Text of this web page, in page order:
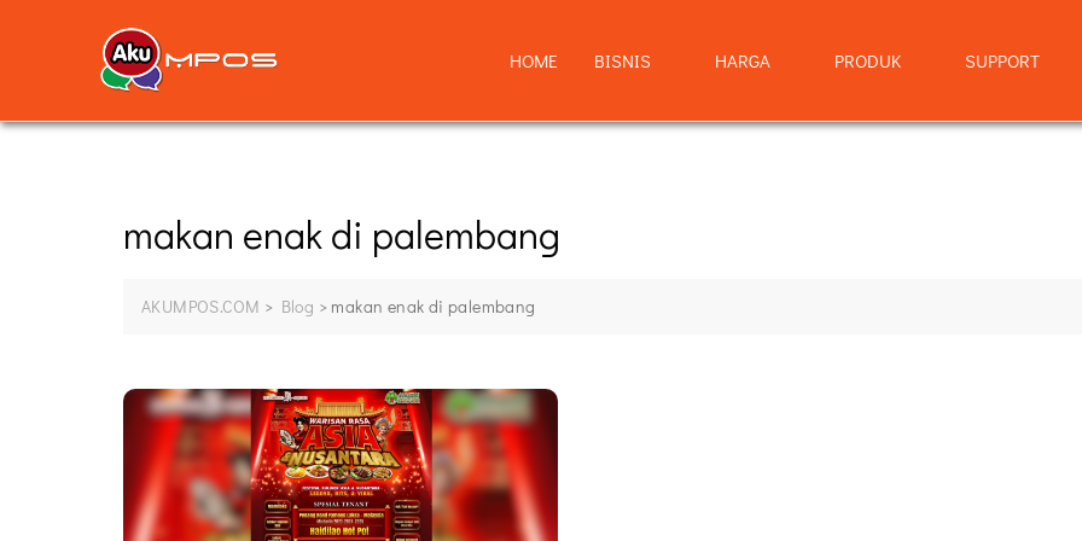
HOME BISNIS HARGA PRODUK SUPPORT
makan enak di palembang
AKUMPOS.COM > Blog > makan enak di palembang